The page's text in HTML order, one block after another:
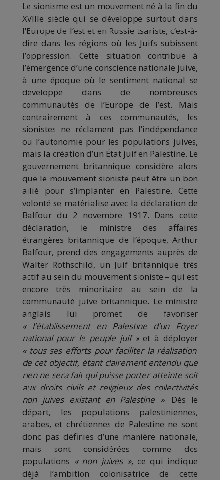
Le sionisme est un mouvement né à la fin du
XVIIIe siècle qui se développe surtout dans
l’Europe de l’est et en Russie tsariste, c’est-à-
dire dans les régions où les Juifs subissent
l’oppression. Cette situation contribue à
l’émergence d’une conscience nationale juive,
à une époque où le sentiment national se
développe dans de nombreuses
communautés de l’Europe de l’est. Mais
contrairement à ces communautés, les
sionistes ne réclament pas l’indépendance
ou l’autonomie pour les populations juives,
mais la création d’un État juif en Palestine. Le
gouvernement britannique considère alors
que le mouvement sioniste peut être un bon
allié pour s’implanter en Palestine. Cette
volonté se matérialise avec la déclaration de
Balfour du 2 novembre 1917. Dans cette
déclaration, le ministre des affaires
étrangères britannique de l’époque, Arthur
Balfour, prend des engagements auprès de
Walter Rothschild, un Juif britannique très
actif au sein du mouvement sioniste – qui est
encore très minoritaire au sein de la
communauté juive britannique. Le ministre
anglais lui promet de favoriser
« l’établissement en Palestine d’un Foyer
national pour le peuple juif »et à déployer
« tous ses efforts pour faciliter la réalisation
de cet objectif, étant clairement entendu que
rien ne sera fait qui puisse porter atteinte soit
aux droits civils et religieux des collectivités
non juives existant en Palestine ». Dès le
départ, les populations palestiniennes,
arabes, et chrétiennes de Palestine ne sont
donc pas définies d’une manière nationale,
mais sont considérées comme des
populations « non juives », ce qui indique
déjà l’ambition colonisatrice de cette